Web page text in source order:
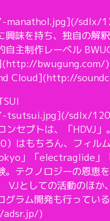
sdlx/
興味を持ち、独自の解
自主制作レーベル
bwugung.com/)
Cloud](http://
tsutsui.jpg](/sdlx/
ンセプトは、「HDVJ
はもちろん、フィル
」「electraglide
。テクノロジーの恩恵
VJとしての活動のほ
ラム開発も行っている
)